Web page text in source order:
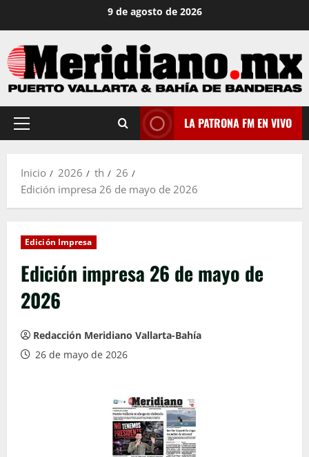
contenido
9 de agosto de 2026
Menú
LA PATRONA FM EN VIVO
Inicio 2026 th
26
Edición impresa 26 de mayo de 2026
Edición Impresa
Edición impresa 26 de mayo de
2026
Redacción Meridiano Vallarta-Bahía
26 de mayo de 2026